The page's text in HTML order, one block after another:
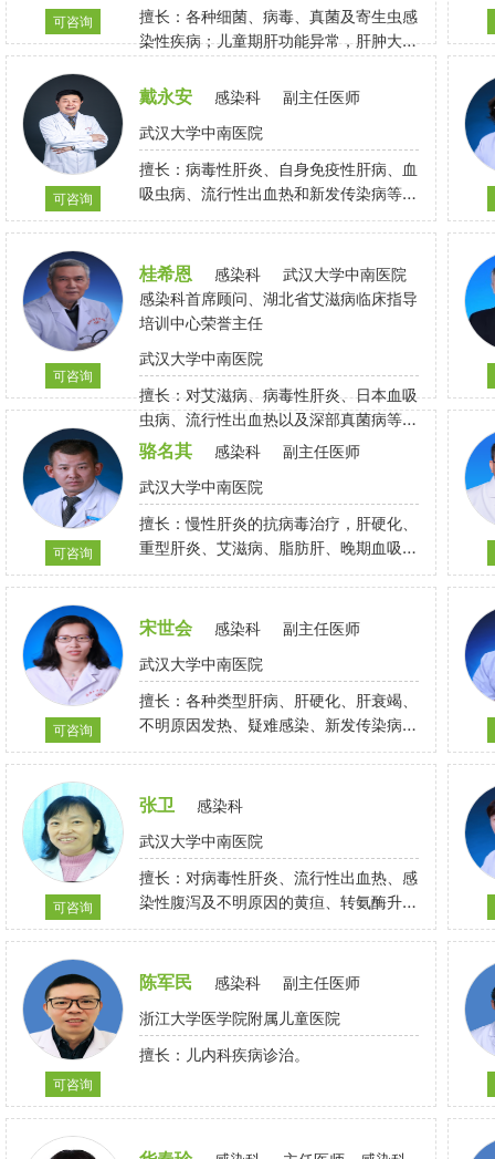
可咨询
擅长：各种细菌、病毒、真菌及寄生虫感
染性疾病；儿童期肝功能异常，肝肿大，
黄疸；腹痛、腹泻、呕吐等消化系统常见
疾病
可咨询
戴永安 感染科
副主任医师
武汉大学中南医院
擅长：病毒性肝炎、自身免疫性肝病、血
吸虫病、流行性出血热和新发传染病等感
染性疾病
可咨询
桂希恩 感染科
武汉大学中南医院
感染科首席顾问、湖北省艾滋病临床指导
培训中心荣誉主任
武汉大学中南医院
擅长：对艾滋病、病毒性肝炎、日本血吸
虫病、流行性出血热以及深部真菌病等感
染性疾病以及非酒精性脂肪性肝炎等疾病
的诊治具有丰富的临床经验。
可咨询
骆名其 感染科
副主任医师
武汉大学中南医院
擅长：慢性肝炎的抗病毒治疗，肝硬化、
重型肝炎、艾滋病、脂肪肝、晚期血吸虫
病
可咨询
宋世会 感染科
副主任医师
武汉大学中南医院
擅长：各种类型肝病、肝硬化、肝衰竭、
不明原因发热、疑难感染、新发传染病、
艾滋病
可咨询
张卫
感染科
武汉大学中南医院
擅长：对病毒性肝炎、流行性出血热、感
染性腹泻及不明原因的黄疸、转氨酶升高
的诊治有一定的研究
可咨询
陈军民 感染科
副主任医师
浙江大学医学院附属儿童医院
擅长：儿内科疾病诊治。